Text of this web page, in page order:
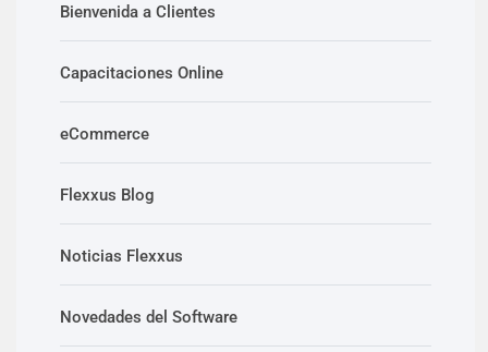
Bienvenida a Clientes
Capacitaciones Online
eCommerce
Flexxus Blog
Noticias Flexxus
Novedades del Software